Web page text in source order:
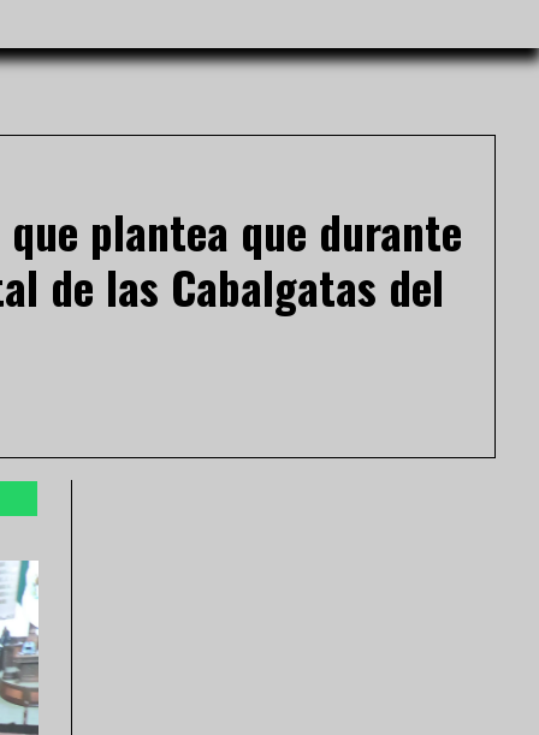
plantea que durante
de las Cabalgatas del